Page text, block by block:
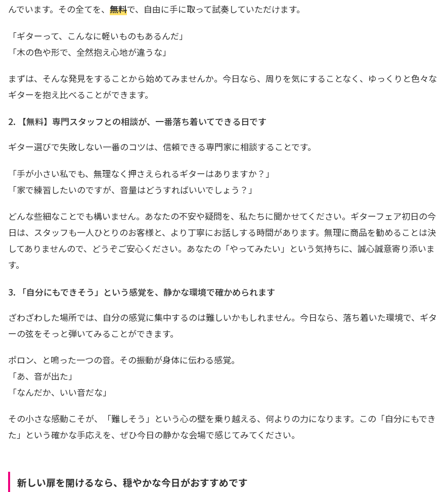
んでいます。その全てを、 無料で、自由に手に取って試奏していただけます。
「ギターって、こんなに軽いものもあるんだ」
「木の色や形で、全然抱え心地が違うな」
まずは、そんな発見をすることから始めてみませんか。今日なら、周りを気にすることなく、ゆっくりと色々な
ギターを抱え比べることができます。
2. 【無料】専門スタッフとの相談が、一番落ち着いてできる日です
ギター選びで失敗しない一番のコツは、信頼できる専門家に相談することです。
「手が小さい私でも、無理なく押さえられるギターはありますか？」
「家で練習したいのですが、音量はどうすればいいでしょう？」
どんな些細なことでも構いません。あなたの不安や疑問を、私たちに聞かせてください。ギターフェア初日の今
日は、スタッフも一人ひとりのお客様と、より丁寧にお話しする時間があります。無理に商品を勧めることは決
してありませんので、どうぞご安心ください。あなたの「やってみたい」という気持ちに、誠心誠意寄り添いま
す。
3. 「自分にもできそう」という感覚を、静かな環境で確かめられます
ざわざわした場所では、自分の感覚に集中するのは難しいかもしれません。今日なら、落ち着いた環境で、ギタ
ーの弦をそっと弾いてみることができます。
ポロン、と鳴った一つの音。その振動が身体に伝わる感覚。
「あ、音が出た」
「なんだか、いい音だな」
その小さな感動こそが、「難しそう」という心の壁を乗り越える、何よりの力になります。この「自分にもでき
た」という確かな手応えを、ぜひ今日の静かな会場で感じてみてください。
新しい扉を開けるなら、穏やかな今日がおすすめです